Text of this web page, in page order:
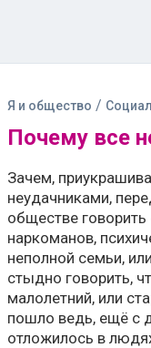
Я и общество /
Почему все
Зачем,
неудачниками,
обществе
наркоманов,
неполной семьи,
стыдно говорить,
малолетний, или
пошло ведь, ещё с
отложилось в